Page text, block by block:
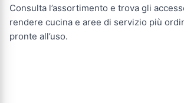
Consulta l’assortimento e trova gli
rendere cucina e aree di servizio più
pronte all’uso.